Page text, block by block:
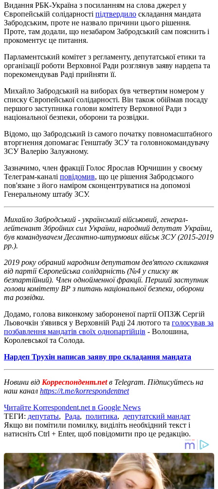
Видання РБК-Україна з посиланням на слова джерел у
Європейській солідарності підтвердило складання мандата
Забродським, проте не назвало причини цього рішення.
Проте, там додали, що незабаром Забродський сам пояснить і
прокоментує це питання.
Парламентський комітет з регламенту, депутатської етики та
організації роботи Верховної Ради розглянув заяву нардепа та
порекомендував Раді прийняти її.
Михайло Забродський на виборах був четвертим номером у
списку Європейської солідарності. Він також обіймав посаду
першого заступника голови комітету Верховної Ради з
національної безпеки, оборони та розвідки.
Відомо, що Забродський із самого початку повномасштабного
вторгнення допомагає Генштабу ЗСУ та головнокомандувачу
ЗСУ Валерію Залужному.
Зазначимо, член фракції Голос Ярослав Юрчишин у своєму
Телеграм-каналі повідомив, що це рішення Забродського
пов'язане з його наміром сконцентруватися на допомозі
Генеральному штабу ЗСУ.
Михайло Забродський - український військовий, генерал-
лейтенант Збройних сил України, народний депутат України,
був командувачем Десантно-штурмових військ ЗСУ (2015-2019
рр.).
2019 року обраний народним депутатом дев'ятого скликання
від партії Європейська солідарність (№4 у списку як
безпартійний). Член однойменної фракції. Перший заступник
голови комітету ВР з питань національної безпеки, оборони
та розвідки.
Додамо, голова виконкому забороненої партії ОПЗЖ Сергій
Льовочкін з'явився у Верховній Раді 24 лютого та голосував за
позбавлення мандатів своїх однопартійців - Волошина,
Королевської та Солода.
Нардеп Трухін написав заяву про складання мандата
Новини від Корреспондент.netв Telegram. Підписуйтесь на
наш канал https://t.me/korrespondentnet
Читайте Korrespondent.net в Google News
ТЕГИ: депутаты, Рада, политика, депутатский мандат
Якщо ви помітили помилку, виділіть необхідний текст і
натисніть Ctrl + Enter, щоб повідомити про це редакцію.